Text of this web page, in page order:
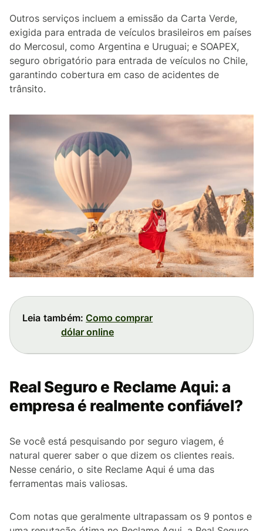
Outros serviços incluem a emissão da Carta Verde,
exigida para entrada de veículos brasileiros em países
do Mercosul, como Argentina e Uruguai; e SOAPEX,
seguro obrigatório para entrada de veículos no Chile,
garantindo cobertura em caso de acidentes de
trânsito.
Leia também: Como comprar
dólar online
Real Seguro e Reclame Aqui: a
empresa é realmente confiável?
Se você está pesquisando por seguro viagem, é
natural querer saber o que dizem os clientes reais.
Nesse cenário, o site Reclame Aqui é uma das
ferramentas mais valiosas.
Com notas que geralmente ultrapassam os 9 pontos e